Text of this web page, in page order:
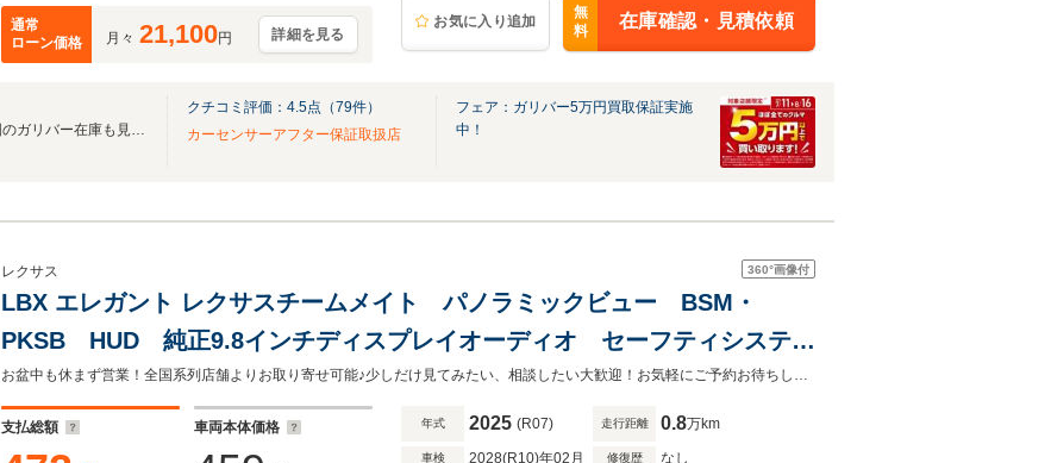
通常
ローン価格
月々 21,100円 詳細を見る
お気に入り追加
無
料
在庫確認・見積依頼
無料電話は24時間ご案内！！全国のガリバー在庫も見たい方は一括照会が可能です！
クチコミ評価： 4.5点（79件）
カーセンサーアフター保証取扱店
フェア：ガリバー5万円買取保証実施
中！
360°画像付
レクサス
LBX エレガント レクサスチームメイト パノラミックビュー BSM・
PKSB HUD 純正9.8インチディスプレイオーディオ セーフティシステム
+ ETC2.0 シート・ステアヒーター パワーバックドア LEDランプ
お盆中も休まず営業！全国系列店舗よりお取り寄せ可能♪少しだけ見てみたい、相談したい大歓迎！お気軽にご予約お待ちしております！
支払総額 車両本体価格 年式 2025 (R07) 走行距離 0.8万km
車検 2028(R10)年02月 修復歴 なし